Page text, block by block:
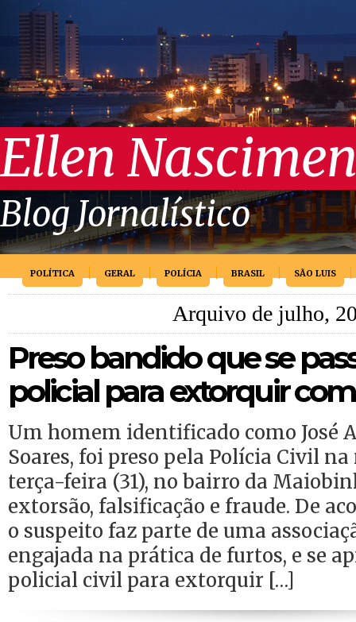
Ellen
Blog Jornalístico
POLÍTICA GERAL POLÍCIA BRASIL SÃO LUIS
Arquivo de julho,
Preso bandido que se
policial para extorquir
Um homem identificado como José
Soares, foi preso pela Polícia Civil
terça-feira (31), no bairro da
extorsão, falsificação e fraude. De
o suspeito faz parte de uma
engajada na prática de furtos, e se
policial civil para extorquir […]